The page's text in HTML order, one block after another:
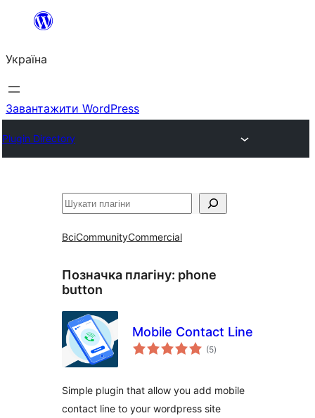
Перейти
вмісту
Україна
Завантажити WordPress
Plugin Directory
Пошук
ВсіCommunityCommercial
Позначка плагіну: phone
button
Mobile Contact Line
(5загальний
рейтинг
)
Simple plugin that allow you add mobile
contact line to your wordpress site